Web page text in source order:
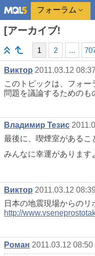
フォーラム
[アーカイブ!
1 2 ...
Виктор 2011.03.12 08:37
このトピックは、フォ
問題を議論するためのも
Владимир Тезис
最後に、喫煙室があるこ
みんなに幸運があります
Виктор 2011.03.12 08:39
日本の地震現場からのリ
http://
Роман 2011.03.12 08:50